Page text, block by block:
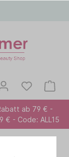
ab 79 € -
€ - Code: ALL15